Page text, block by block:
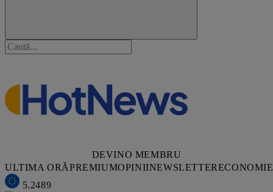
DEVINO MEMBRU
ULTIMA ORĂPREMIUMOPINIINEWSLETTERECONOMIE
5.2489